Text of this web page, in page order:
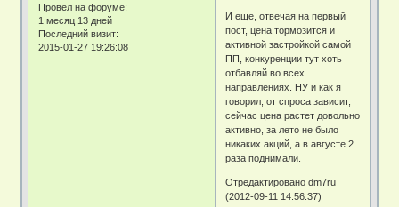
Провел на форуме:
1 месяц 13 дней
Последний визит:
2015-01-27 19:26:08
И еще, отвечая на первый
пост, цена тормозится и
активной застройкой самой
ПП, конкуренции тут хоть
отбавляй во всех
направлениях. НУ и как я
говорил, от спроса зависит,
сейчас цена растет довольно
активно, за лето не было
никаких акций, а в августе 2
раза поднимали.
Отредактировано dm7ru
(2012-09-11 14:56:37)